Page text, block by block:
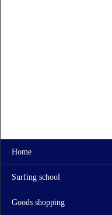
Home
Surfing school
Goods shopping